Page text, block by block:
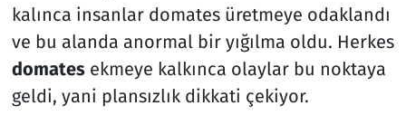
kalınca insanlar domates üretmeye odaklandı
ve bu alanda anormal bir yığılma oldu. Herkes
domatesekmeye kalkınca olaylar bu noktaya
geldi, yani plansızlık dikkati çekiyor.
Rüya Tabirleri
Sağlık